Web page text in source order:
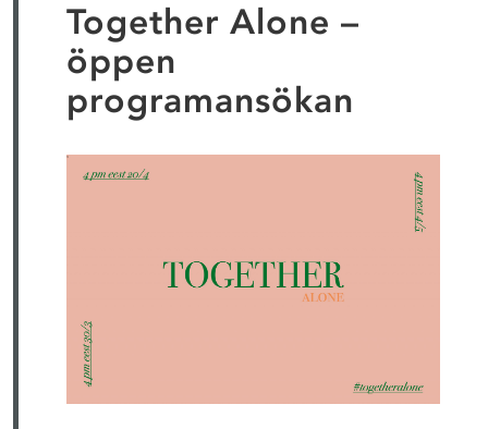
Together Alone –
öppen
programansökan